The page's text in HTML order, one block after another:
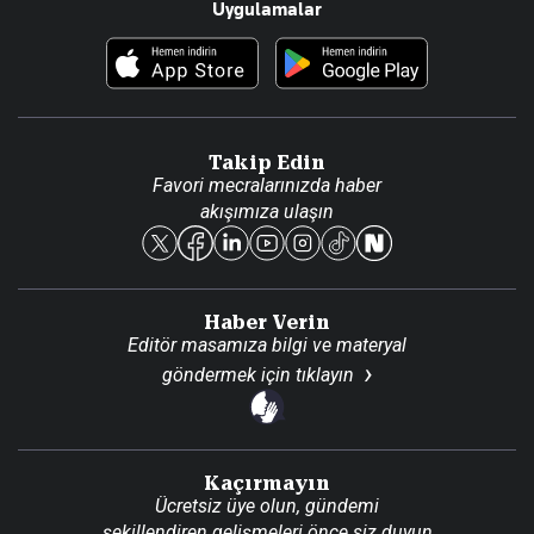
Foto Haber
Künye
Reklam Ver
Uygulamalar
Takip Edin
Favori mecralarınızda haber
akışımıza ulaşın
Haber Verin
Editör masamıza bilgi ve materyal
göndermek için tıklayın
Kaçırmayın
Ücretsiz üye olun, gündemi